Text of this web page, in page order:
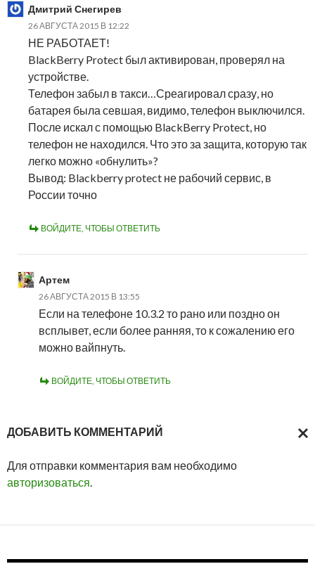
Дмитрий Снегирев
26 АВГУСТА 2015 В 12:22
НЕ РАБОТАЕТ!
BlackBerry Protect был активирован, проверял на
устройстве.
Телефон забыл в такси…Среагировал сразу, но
батарея была севшая, видимо, телефон выключился.
После искал с помощью BlackBerry Protect, но
телефон не находился. Что это за защита, которую так
легко можно «обнулить»?
Вывод: Blackberry protect не рабочий сервис, в
России точно
ВОЙДИТЕ, ЧТОБЫ ОТВЕТИТЬ
Артем
26 АВГУСТА 2015 В 13:55
Если на телефоне 10.3.2 то рано или поздно он
всплывет, если более ранняя, то к сожалению его
можно вайпнуть.
ВОЙДИТЕ, ЧТОБЫ ОТВЕТИТЬ
ДОБАВИТЬ КОММЕНТАРИЙ
Для отправки комментария вам необходимо
авторизоваться.